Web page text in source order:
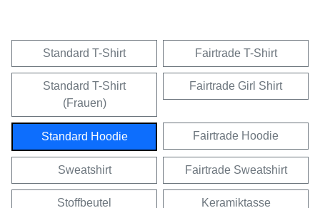
Standard T-Shirt Fairtrade T-Shirt
Standard T-Shirt
(Frauen)
Fairtrade Girl Shirt
Standard Hoodie Fairtrade Hoodie
Sweatshirt Fairtrade Sweatshirt
Stoffbeutel Keramiktasse